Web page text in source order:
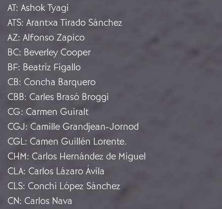
AT: Ashok Tyagi
ATS: Arantxa Tirado Sánchez
AZ: Alfonso Zapico
BC: Beverley Cooper
BF: Beatriz Figallo
CB: Concha Barquero
CBB: Carles Brasó Broggi
CG: Carmen Guiralt
CGJ: Camille Grandjean-Jornod
CGL: Camen Guillén Lorente.
CHM: Carlos Hernández de Miguel
CLA: Carlos Lázaro Ávila
CLS: Conchi López Sánchez
CN: Carlos Nava